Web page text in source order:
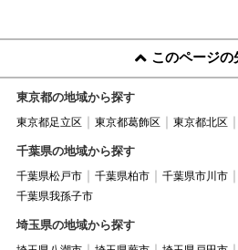
このページの
東京都の地域から探す
東京都足立区 東京都葛飾区 東京都北区
千葉県の地域から探す
千葉県松戸市 千葉県柏市 千葉県市川市
千葉県我孫子市
埼玉県の地域から探す